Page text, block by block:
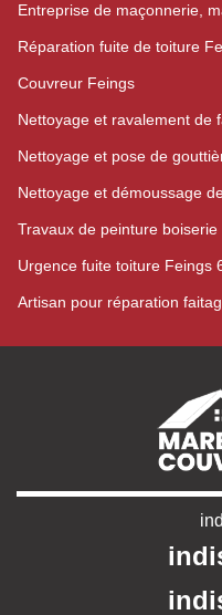
Entreprise de maçonnerie,
Réparation fuite de toiture
Couvreur Feings
Nettoyage et ravalement de
Nettoyage et pose de
Nettoyage et démoussage
Travaux de peinture
Urgence fuite toiture Feings
Artisan pour réparation